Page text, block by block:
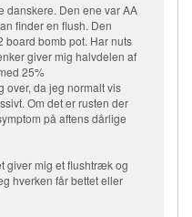
danskere. Den ene var AA
finder en flush. Den
board bomb pot. Har nuts
giver mig halvdelen af
25%
da jeg normalt vis
Om det er rusten der
på aftens dårlige
giver mig et flushtræk og
hverken får bettet eller